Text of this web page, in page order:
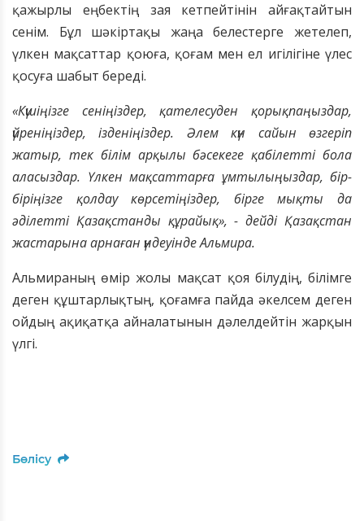
қажырлы еңбектің зая кетпейтінін айғақтайтын
сенім. Бұл шәкіртақы жаңа белестерге жетелеп,
үлкен мақсаттар қоюға, қоғам мен ел игілігіне үлес
қосуға шабыт береді.
«Күшіңізге сеніңіздер, қателесуден қорықпаңыздар,
үйреніңіздер, ізденіңіздер. Әлем күн сайын өзгеріп
жатыр, тек білім арқылы бәсекеге қабілетті бола
аласыздар. Үлкен мақсаттарға ұмтылыңыздар, бір-
біріңізге қолдау көрсетіңіздер, бірге мықты да
әділетті Қазақстанды құрайық», - дейді Қазақстан
жастарына арнаған үндеуінде Альмира.
Альмираның өмір жолы мақсат қоя білудің, білімге
деген құштарлықтың, қоғамға пайда әкелсем деген
ойдың ақиқатқа айналатынын дәлелдейтін жарқын
үлгі.
Бөлісу